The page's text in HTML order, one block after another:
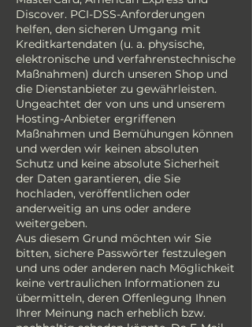
Discover. PCI-DSS-Anforderungen
helfen, den sicheren Umgang mit
Kreditkartendaten (u. a. physische,
elektronische und verfahrenstechnische
Maßnahmen) durch unseren Shop und
die Dienstanbieter zu gewährleisten.
Ungeachtet der von uns und unserem
Hosting-Anbieter ergriffenen
Maßnahmen und Bemühungen können
und werden wir keinen absoluten
Schutz und keine absolute Sicherheit
der Daten garantieren, die Sie
hochladen, veröffentlichen oder
anderweitig an uns oder andere
weitergeben.
Aus diesem Grund möchten wir Sie
bitten, sichere Passwörter festzulegen
und uns oder anderen nach Möglichkeit
keine vertraulichen Informationen zu
übermitteln, deren Offenlegung Ihnen
Ihrer Meinung nach erheblich bzw.